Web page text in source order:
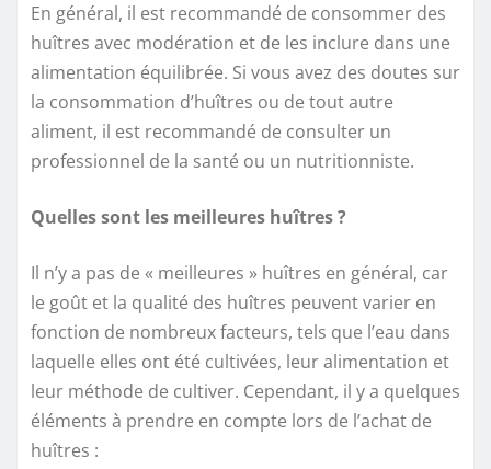
En général, il est recommandé de consommer des
huîtres avec modération et de les inclure dans une
alimentation équilibrée. Si vous avez des doutes sur
la consommation d’huîtres ou de tout autre
aliment, il est recommandé de consulter un
professionnel de la santé ou un nutritionniste.
Quelles sont les meilleures huîtres ?
Il n’y a pas de « meilleures » huîtres en général, car
le goût et la qualité des huîtres peuvent varier en
fonction de nombreux facteurs, tels que l’eau dans
laquelle elles ont été cultivées, leur alimentation et
leur méthode de cultiver. Cependant, il y a quelques
éléments à prendre en compte lors de l’achat de
huîtres :